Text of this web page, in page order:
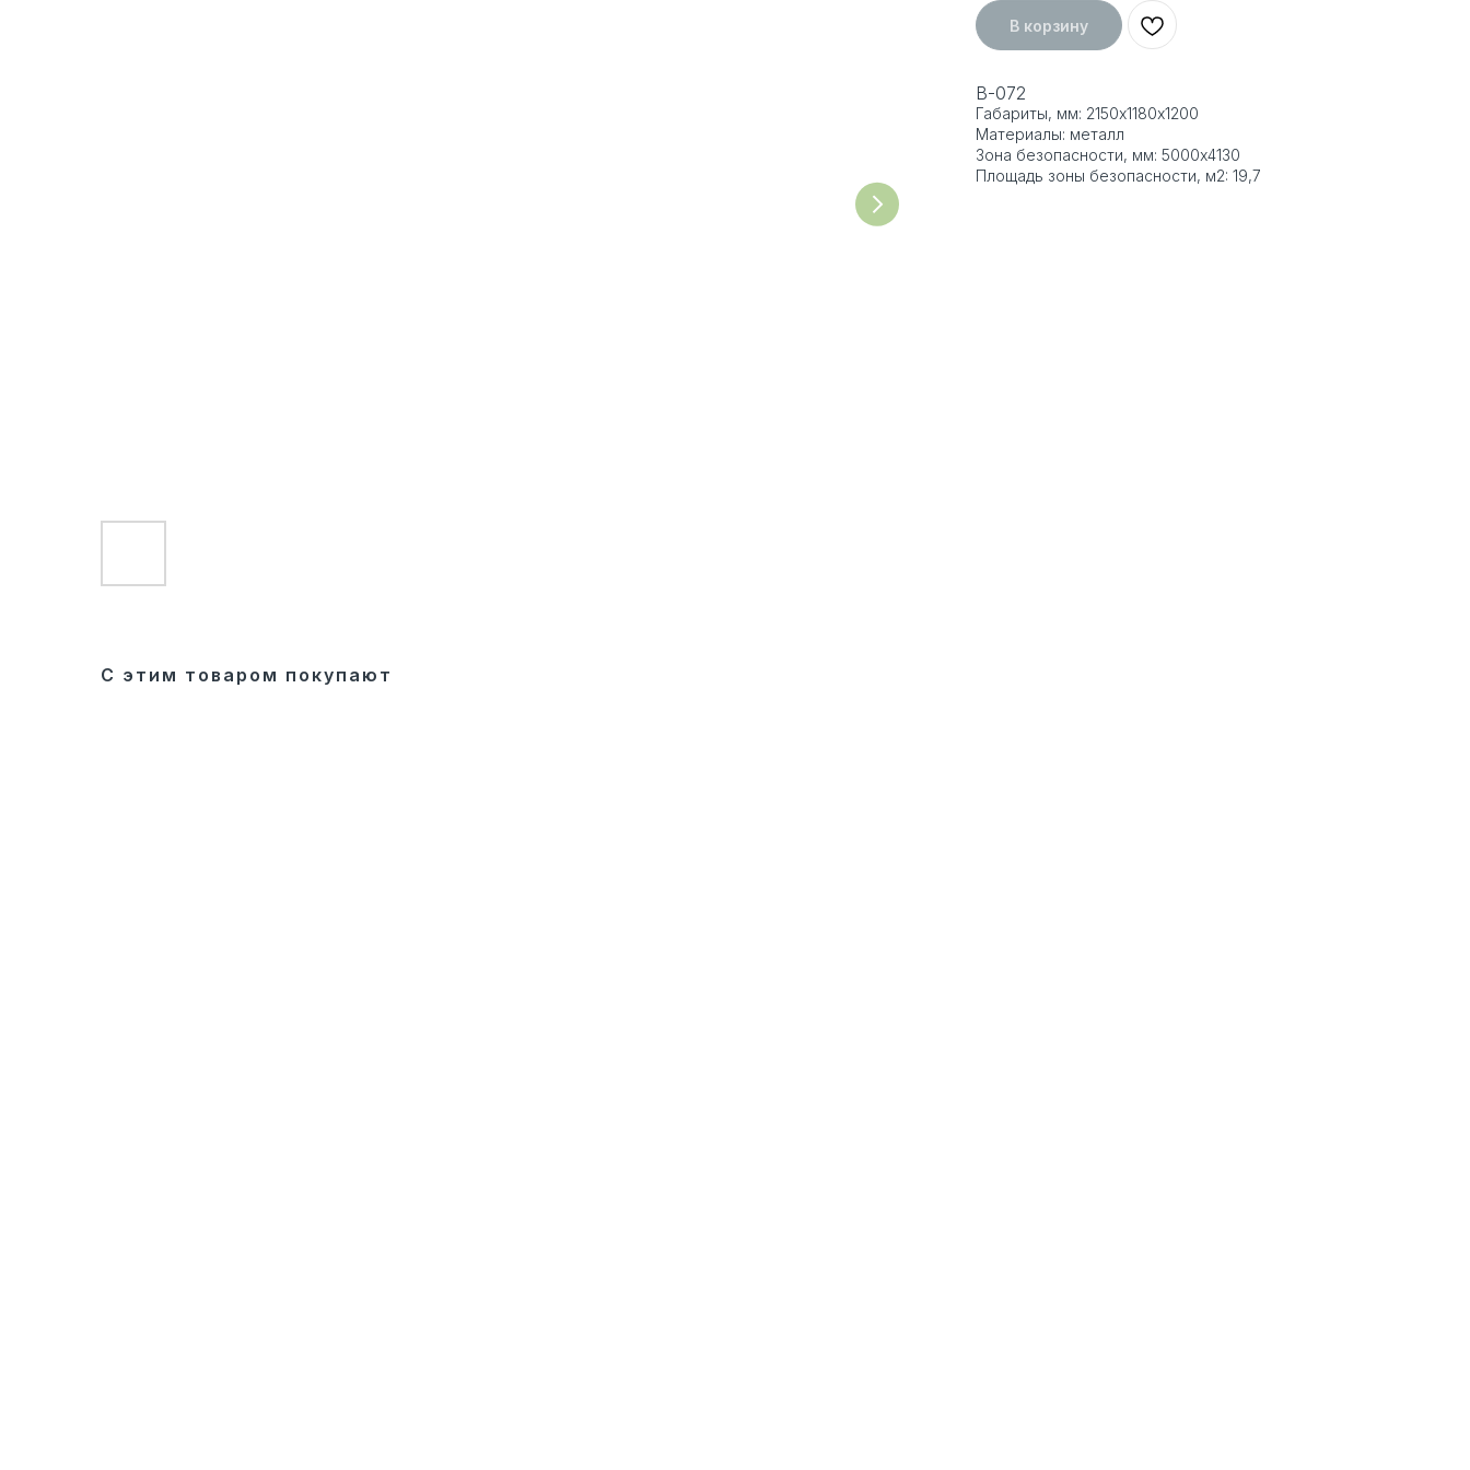
В корзину
В-072
Габариты, мм: 2150х1180х1200
Материалы: металл
Зона безопасности, мм: 5000x4130
Площадь зоны безопасности, м2: 19,7
С этим товаром покупают